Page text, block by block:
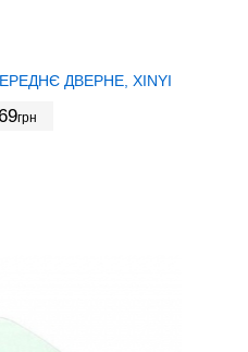
ДВЕРНЕ, XINYI
грн